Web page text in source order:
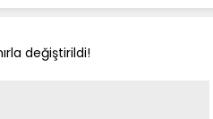
değiştirildi!